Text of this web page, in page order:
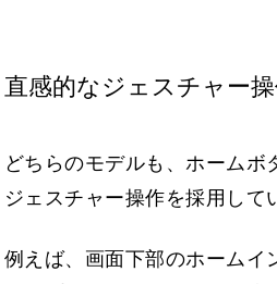
直感的なジェスチャー
どちらのモデルも、ホームボ
ジェスチャー操作を採用して
例えば、画面下部のホームイ